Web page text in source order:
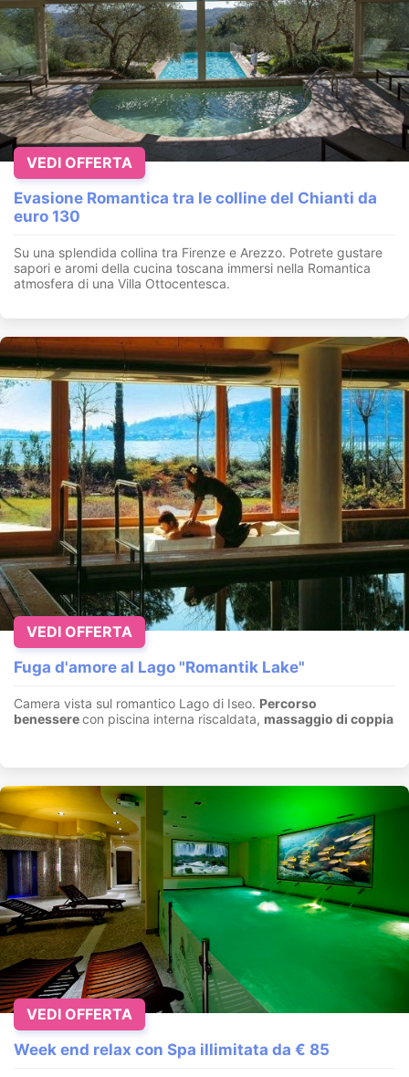
Evasione Romantica tra le colline del Chianti da
euro 130
Su una splendida collina tra Firenze e Arezzo. Potrete gustare
sapori e aromi della cucina toscana immersi nella Romantica
atmosfera di una Villa Ottocentesca.
VEDI OFFERTA
Fuga d'amore al Lago "Romantik Lake"
Camera vista sul romantico Lago di Iseo. Percorso
benesserecon piscina interna riscaldata, massaggio di coppia
VEDI OFFERTA
Week end relax con Spa illimitata da € 85
VEDI OFFERTA